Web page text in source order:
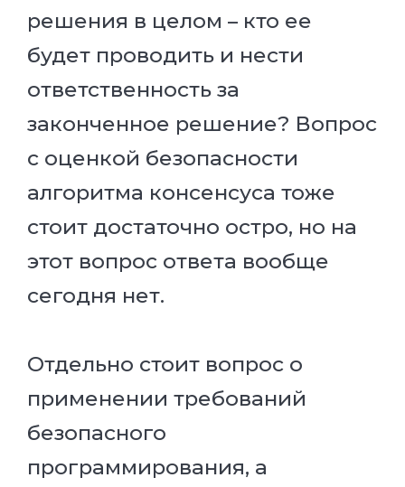
решения в целом – кто ее
будет проводить и нести
ответственность за
законченное решение? Вопрос
с оценкой безопасности
алгоритма консенсуса тоже
стоит достаточно остро, но на
этот вопрос ответа вообще
сегодня нет.
Отдельно стоит вопрос о
применении требований
безопасного
программирования, а